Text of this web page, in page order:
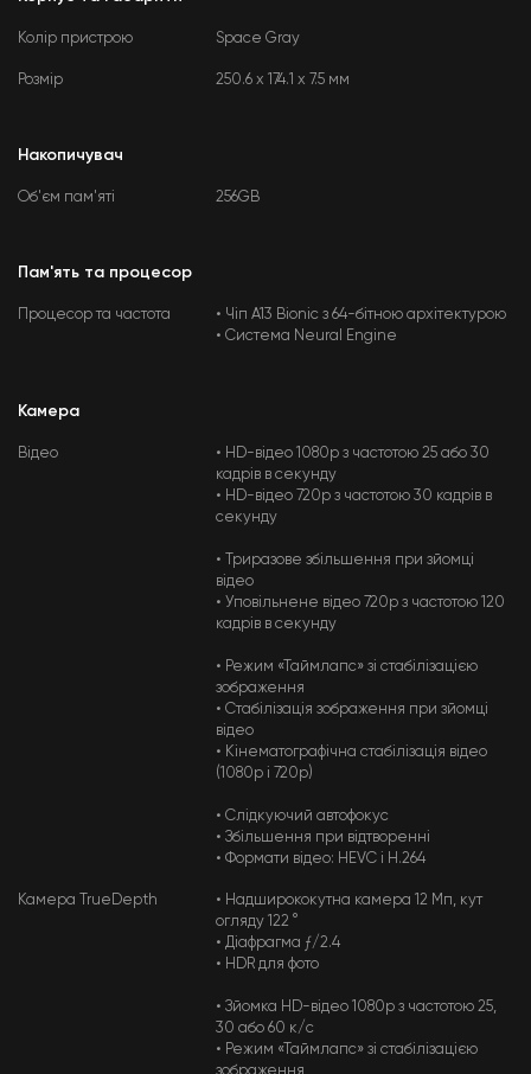
Колір пристрою Space Gray
Розмір 250.6 x 174.1 x 7.5 мм
Накопичувач
Об'єм пам'яті 256GB
Пам'ять та процесор
Процесор та частота
• Чіп A13 Bionic з 64-бітною архітектурою
• Система Neural Engine
Камера
Відео
• HD-відео 1080p з частотою 25 або 30
кадрів в секунду
• HD-відео 720p з частотою 30 кадрів в
секунду
• Триразове збільшення при зйомці
відео
• Уповільнене відео 720р з частотою 120
кадрів в секунду
• Режим «Таймлапс» зі стабілізацією
зображення
• Стабілізація зображення при зйомці
відео
• Кінематографічна стабілізація відео
(1080p і 720p)
• Слідкуючий автофокус
• Збільшення при відтворенні
• Формати відео: HEVC і H.264
Камера TrueDepth
• Надширококутна камера 12 Мп, кут
огляду 122 °
• Діафрагма ƒ/2.4
• HDR для фото
• Зйомка HD-відео 1080p з частотою 25,
30 або 60 к/с
• Режим «Таймлапс» зі стабілізацією